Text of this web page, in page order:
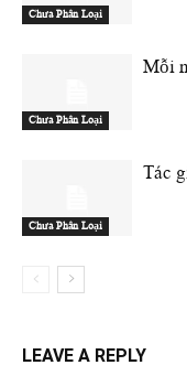
Chưa Phân Loại
Chưa Phân Loại
Mỗi
Chưa Phân Loại
Tác
LEAVE A REPLY